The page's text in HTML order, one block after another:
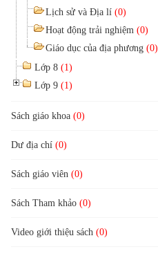
Lịch sử và Địa lí (0)
Hoạt động trải nghiệm (0)
Giáo dục của địa phương (0)
Lớp 8 (1)
Lớp 9 (1)
Sách giáo khoa (0)
Dư địa chí (0)
Sách giáo viên (0)
Sách Tham khảo (0)
Video giới thiệu sách (0)